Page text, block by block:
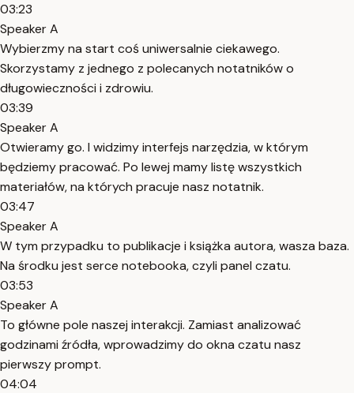
03:23
Speaker A
Wybierzmy na start coś uniwersalnie ciekawego.
Skorzystamy z jednego z polecanych notatników o
długowieczności i zdrowiu.
03:39
Speaker A
Otwieramy go. I widzimy interfejs narzędzia, w którym
będziemy pracować. Po lewej mamy listę wszystkich
materiałów, na których pracuje nasz notatnik.
03:47
Speaker A
W tym przypadku to publikacje i książka autora, wasza baza.
Na środku jest serce notebooka, czyli panel czatu.
03:53
Speaker A
To główne pole naszej interakcji. Zamiast analizować
godzinami źródła, wprowadzimy do okna czatu nasz
pierwszy prompt.
04:04